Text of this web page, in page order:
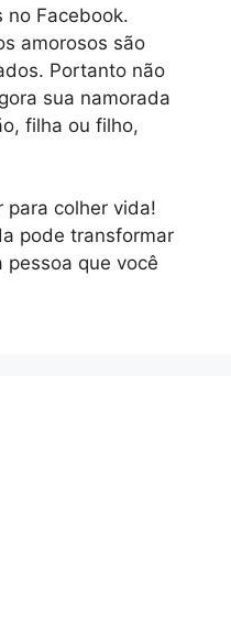
no Facebook.
amorosos são
Portanto não
sua namorada
filha ou filho,
para colher vida!
pode transformar
que você